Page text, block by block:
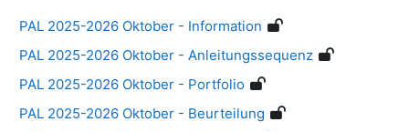
PAL 2025-2026 Oktober - Information
PAL 2025-2026 Oktober - Anleitungssequenz
PAL 2025-2026 Oktober - Portfolio
PAL 2025-2026 Oktober - Beurteilung